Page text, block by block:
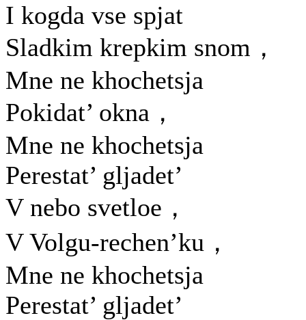
I kogda vse spjat
Sladkim krepkim snom，
Mne ne khochetsja
Pokidat’ okna，
Mne ne khochetsja
Perestat’ gljadet’
V nebo svetloe，
V Volgu-rechen’ku，
Mne ne khochetsja
Perestat’ gljadet’